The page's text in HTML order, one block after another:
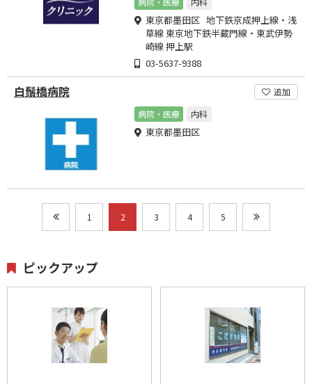
東京都墨田区 地下鉄京成押上線・浅
草線 東京地下鉄半蔵門線・東武伊勢
崎線 押上駅
03-5637-9388
白鬚橋病院
追加
病院・医療
内科
東京都墨田区
1 2 3 4 5
ピックアップ